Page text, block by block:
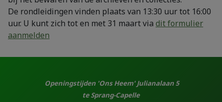
De rondleidingen vinden plaats van 13:30 uur tot 16:00
uur. U kunt zich tot en met 31 maart via dit formulier
aanmelden
Openingstijden 'Ons Heem' Julianalaan 5
te Sprang-Capelle